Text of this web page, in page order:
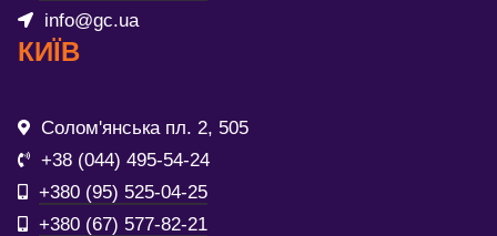
info@gc.ua
КИЇВ
Солом'янська пл. 2, 505
+38 (044) 495-54-24
+380 (95) 525-04-25
+380 (67) 577-82-21